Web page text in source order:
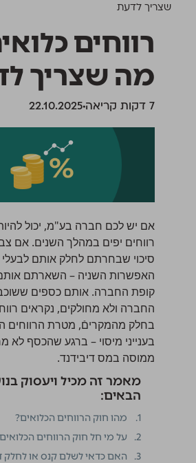
שצריך לדעת
רווחים
מה שצריך
‫7 דקות קריאה 22.10.2025
אם יש לכם חברה בע"מ, יכול
רווחים יפים במהלך השנים. אם
סיכוי שבחרתם לחלק אותם לבעלי
האפשרות השניה – השארתם
קופת החברה. אותם כספים
החברה ולא מחולקים, נקראים
בחלק מהמקריםֿ, מטרת הרווחים
בענייני מיסוי – ברגע שהכסף לא
ממוסה במס דיבידנד.
מאמר זה מכיל ויעסוק
הבאים:
1.
מהו חוק הרווחים הכלואים?
2.
על מי חל חוק הרווחים
3.
האם כדאי לשלם קנס או לחלק